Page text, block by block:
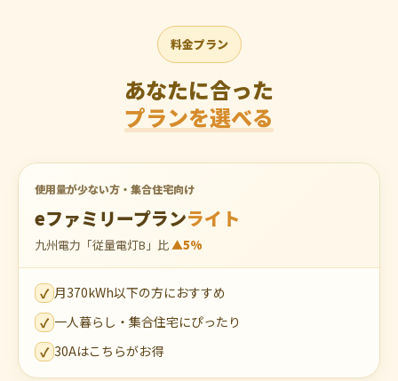
料金プラン
あなたに合った
プランを選べる
使用量が少ない方・集合住宅向け
eファミリープランライト
九州電力「従量電灯B」比▲5%
✓ 月370kWh以下の方におすすめ
✓ 一人暮らし・集合住宅にぴったり
✓ 30Aはこちらがお得